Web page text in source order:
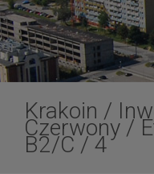
Krakoin /
Czerwony/
B2/C /4